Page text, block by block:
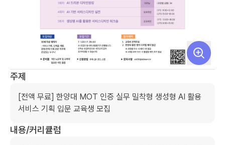
주제
[전액 무료] 한양대 MOT 인증 실무 밀착형 생성형 AI 활용
서비스 기획 입문 교육생 모집
내용/커리큘럼